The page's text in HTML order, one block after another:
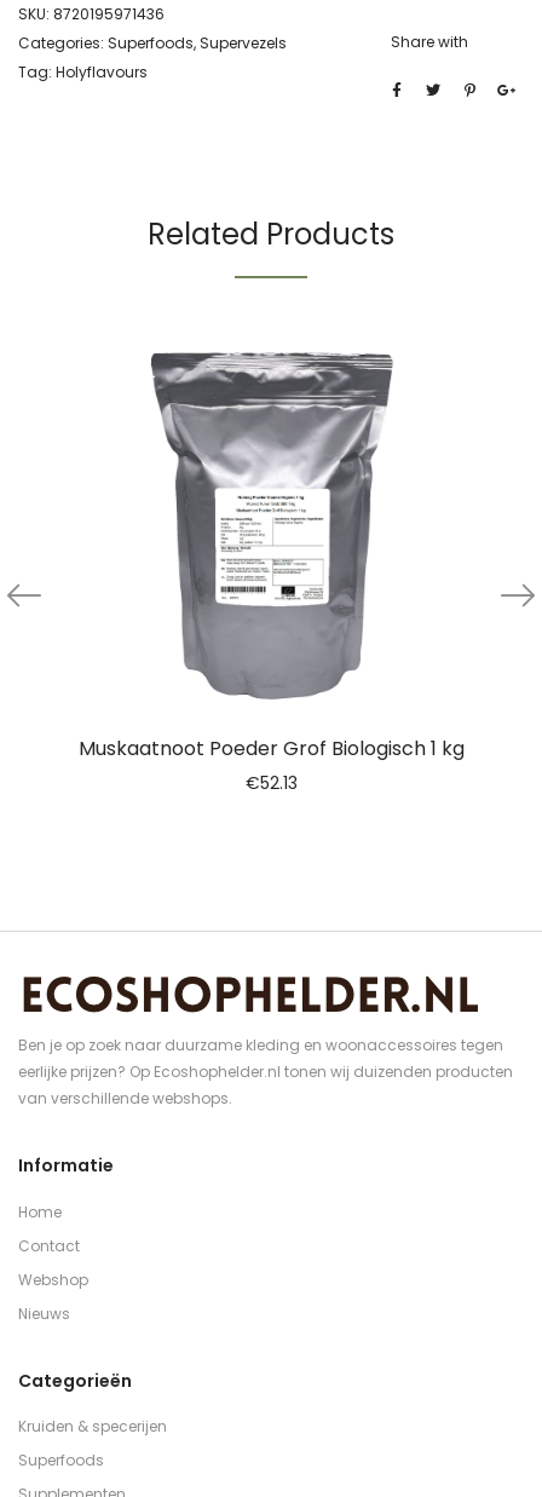
SKU: 8720195971436
Categories: Superfoods, Supervezels
Tag: Holyflavours
Share with
Related Products
Muskaatnoot Poeder Grof Biologisch 1 kg
€52.13
Ben je op zoek naar duurzame kleding en woonaccessoires tegen
eerlijke prijzen? Op Ecoshophelder.nl tonen wij duizenden producten
van verschillende webshops.
Informatie
Home
Contact
Webshop
Nieuws
Categorieën
Kruiden & specerijen
Superfoods